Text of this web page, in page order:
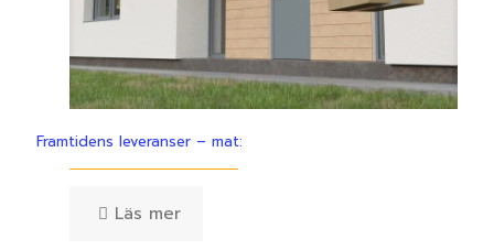
Framtidens leveranser – mat:
Läs mer